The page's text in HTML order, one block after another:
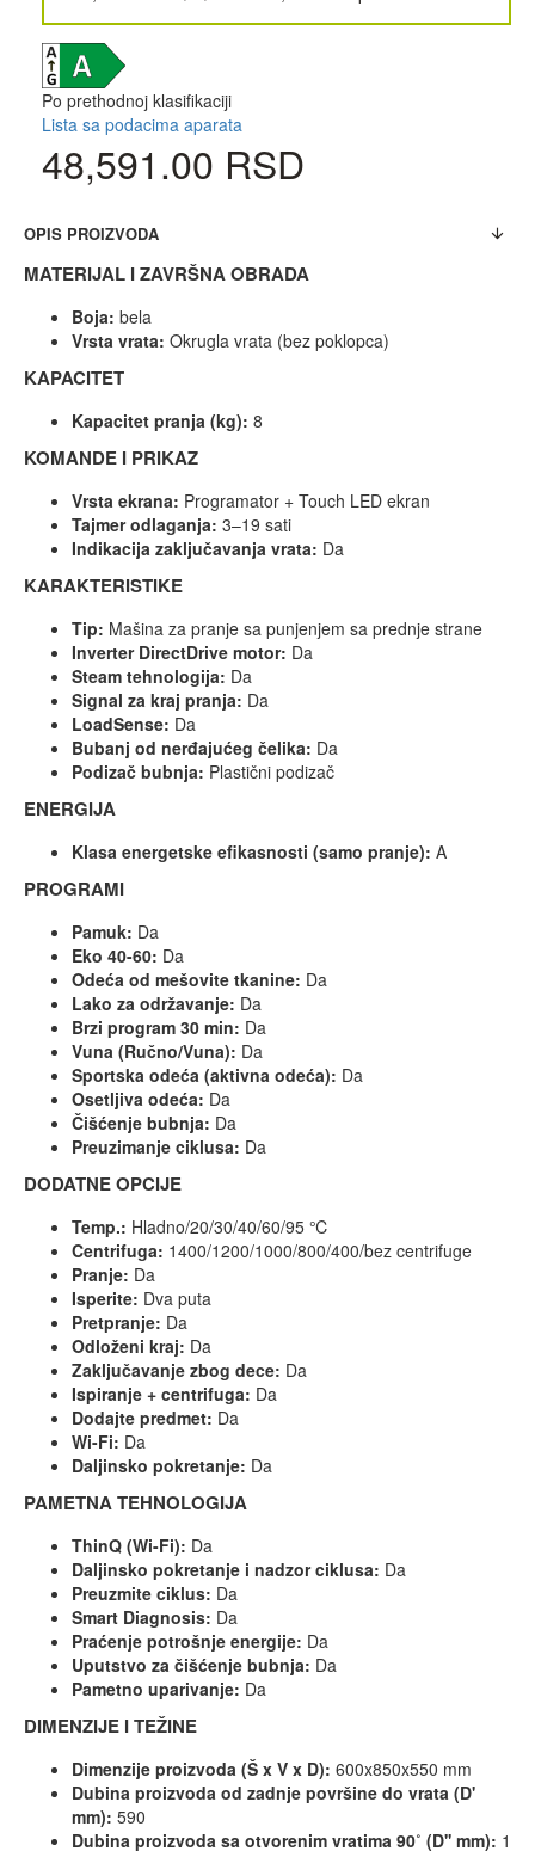
Po prethodnoj klasifikaciji
Lista sa podacima aparata
48,591.00 RSD
OPIS PROIZVODA
MATERIJAL I ZAVRŠNA OBRADA
Boja: bela
Vrsta vrata: Okrugla vrata (bez poklopca)
KAPACITET
Kapacitet pranja (kg): 8
KOMANDE I PRIKAZ
Vrsta ekrana: Programator + Touch LED ekran
Tajmer odlaganja: 3–19 sati
Indikacija zaključavanja vrata: Da
KARAKTERISTIKE
Tip: Mašina za pranje sa punjenjem sa prednje strane
Inverter DirectDrive motor: Da
Steam tehnologija: Da
Signal za kraj pranja: Da
LoadSense: Da
Bubanj od nerđajućeg čelika: Da
Podizač bubnja: Plastični podizač
ENERGIJA
Klasa energetske efikasnosti (samo pranje): A
PROGRAMI
Pamuk: Da
Eko 40-60: Da
Odeća od mešovite tkanine: Da
Lako za održavanje: Da
Brzi program 30 min: Da
Vuna (Ručno/Vuna): Da
Sportska odeća (aktivna odeća): Da
Osetljiva odeća: Da
Čišćenje bubnja: Da
Preuzimanje ciklusa: Da
DODATNE OPCIJE
Temp.: Hladno/20/30/40/60/95 ℃
Centrifuga: 1400/1200/1000/800/400/bez centrifuge
Pranje: Da
Isperite: Dva puta
Pretpranje: Da
Odloženi kraj: Da
Zaključavanje zbog dece: Da
Ispiranje + centrifuga: Da
Dodajte predmet: Da
Wi-Fi: Da
Daljinsko pokretanje: Da
PAMETNA TEHNOLOGIJA
ThinQ (Wi-Fi): Da
Daljinsko pokretanje i nadzor ciklusa: Da
Preuzmite ciklus: Da
Smart Diagnosis: Da
Praćenje potrošnje energije: Da
Uputstvo za čišćenje bubnja: Da
Pametno uparivanje: Da
DIMENZIJE I TEŽINE
Dimenzije proizvoda (Š x V x D): 600x850x550 mm
Dubina proizvoda od zadnje površine do vrata (D'
mm): 590
Dubina proizvoda sa otvorenim vratima 90˚ (D'' mm): 1